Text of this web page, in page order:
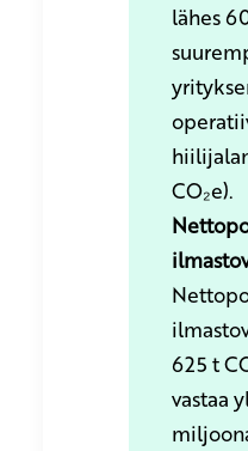
lähes
CO₂e).
625 t
vastaa